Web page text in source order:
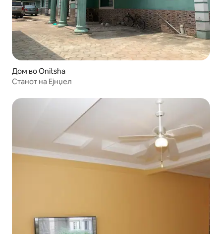
Дом во Onitsha
Станот на Ејнџел